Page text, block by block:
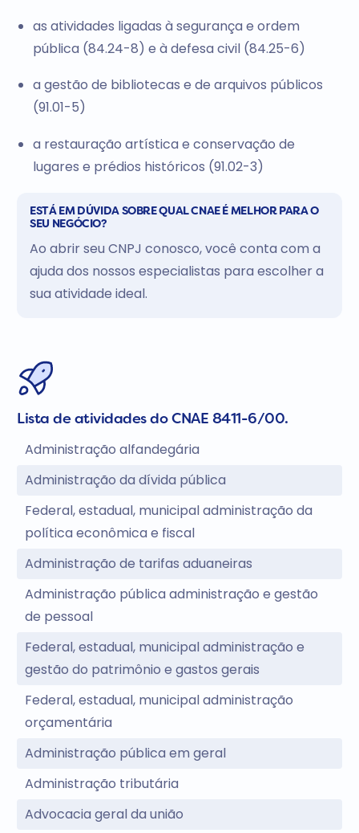
as atividades ligadas à segurança e ordem
pública (84.24-8) e à defesa civil (84.25-6)
a gestão de bibliotecas e de arquivos públicos
(91.01-5)
a restauração artística e conservação de
lugares e prédios históricos (91.02-3)
ESTÁ EM DÚVIDA SOBRE QUAL CNAE É MELHOR PARA O
SEU NEGÓCIO?
Ao abrir seu CNPJ conosco, você conta com a
ajuda dos nossos especialistas para escolher a
sua atividade ideal.
Lista de atividades do CNAE 8411-6/00.
Administração alfandegária
Administração da dívida pública
Federal, estadual, municipal administração da
política econômica e fiscal
Administração de tarifas aduaneiras
Administração pública administração e gestão
de pessoal
Federal, estadual, municipal administração e
gestão do patrimônio e gastos gerais
Federal, estadual, municipal administração
orçamentária
Administração pública em geral
Administração tributária
Advocacia geral da união